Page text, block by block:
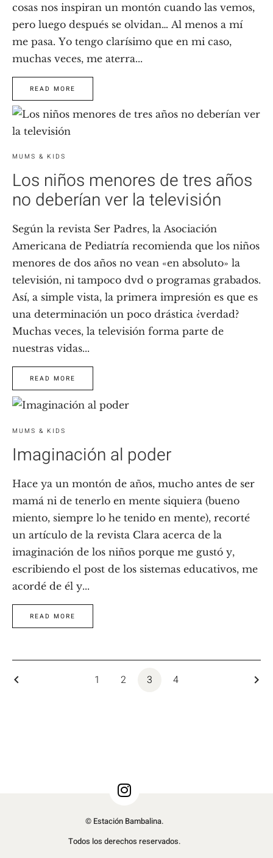
cosas nos inspiran un montón cuando las vemos,
pero luego después se olvidan… Al menos a mí
me pasa. Yo tengo clarísimo que en mi caso,
muchas veces, me aterra...
READ MORE
MUMS & KIDS
Los niños menores de tres años
no deberían ver la televisión
Según la revista Ser Padres, la Asociación
Americana de Pediatría recomienda que los niños
menores de dos años no vean «en absoluto» la
televisión, ni tampoco dvd o programas grabados.
Así, a simple vista, la primera impresión es que es
una determinación un poco drástica ¿verdad?
Muchas veces, la televisión forma parte de
nuestras vidas...
READ MORE
MUMS & KIDS
Imaginación al poder
Hace ya un montón de años, mucho antes de ser
mamá ni de tenerlo en mente siquiera (bueno
miento, siempre lo he tenido en mente), recorté
un artículo de la revista Clara acerca de la
imaginación de los niños porque me gustó y,
escribiendo el post de los sistemas educativos, me
acordé de él y...
READ MORE
keyboard_arrow_left 1 2 3 4 keyboard_arrow_right
© Estación Bambalina.
Todos los derechos reservados.